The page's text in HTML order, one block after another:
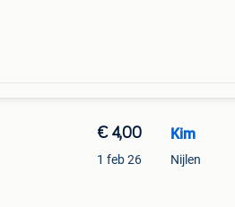
€ 4,00
1 feb 26
Kim
Nijlen